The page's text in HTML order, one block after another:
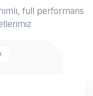
full performans